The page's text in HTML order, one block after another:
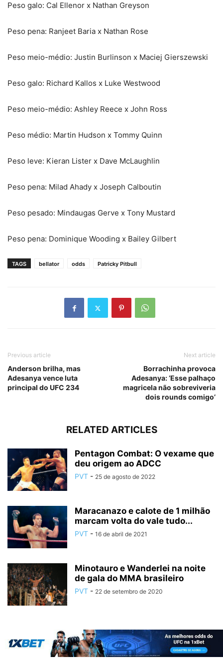
Peso galo: Cal Ellenor x Nathan Greyson
Peso pena: Ranjeet Baria x Nathan Rose
Peso meio-médio: Justin Burlinson x Maciej Gierszewski
Peso galo: Richard Kallos x Luke Westwood
Peso meio-médio: Ashley Reece x John Ross
Peso médio: Martin Hudson x Tommy Quinn
Peso leve: Kieran Lister x Dave McLaughlin
Peso pena: Milad Ahady x Joseph Calboutin
Peso pesado: Mindaugas Gerve x Tony Mustard
Peso pena: Dominique Wooding x Bailey Gilbert
TAGS bellator odds Patricky Pitbull
Previous article
Anderson brilha, mas
Adesanya vence luta
principal do UFC 234
Next article
Borrachinha provoca
Adesanya: ‘Esse palhaço
magricela não sobreviveria
dois rounds comigo’
RELATED ARTICLES
Pentagon Combat: O vexame que
deu origem ao ADCC
PVT - 25 de agosto de 2022
Maracanazo e calote de 1 milhão
marcam volta do vale tudo...
PVT - 16 de abril de 2021
Minotauro e Wanderlei na noite
de gala do MMA brasileiro
PVT - 22 de setembro de 2020